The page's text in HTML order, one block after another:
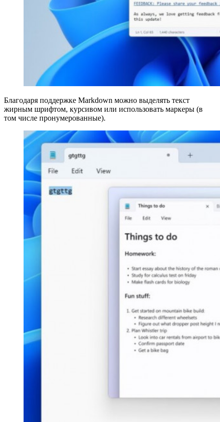
Благодаря поддержке Markdown можно выделять текст
жирным шрифтом, курсивом или использовать маркеры (в
том числе пронумерованные).